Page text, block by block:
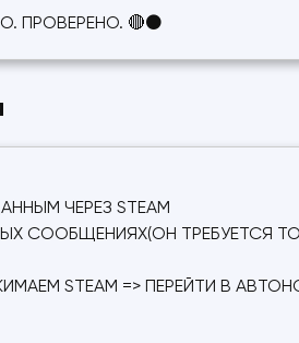
ПРОВЕРЕНО. 🔴⚫
ЧЕРЕЗ STEAM
СООБЩЕНИЯХ(ОН ТРЕБУЕТСЯ
STEAM => ПЕРЕЙТИ В